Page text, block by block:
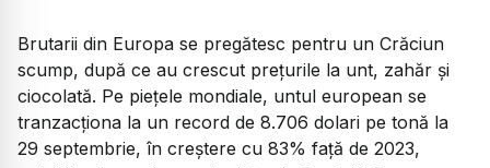
Brutarii din Europa se pregătesc pentru un Crăciun
scump, după ce au crescut prețurile la unt, zahăr și
ciocolată. Pe pieţele mondiale, untul european se
tranzacţiona la un record de 8.706 dolari pe tonă la
29 septembrie, în creştere cu 83% faţă de 2023,